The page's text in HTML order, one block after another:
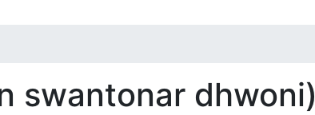
swantonar dhwoni)